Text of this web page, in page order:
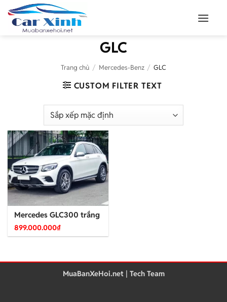
qua
GLC
Trang chủ / Mercedes-Benz / GLC
CUSTOM FILTER TEXT
Mercedes GLC300 trắng
899.000.000₫
MuaBanXeHoi.net | Tech Team